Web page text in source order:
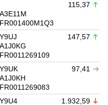
A3E11M
FR001400M1Q3
115,37
Y9UJ
A1J0KG
FR0011269109
147,57
Y9UK
A1J0KH
FR0011269083
97,41
Y9U4 1.932,59